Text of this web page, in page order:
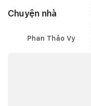
Chuyện nhà
Phan Thảo Vy